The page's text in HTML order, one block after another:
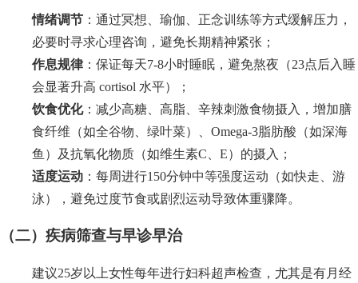
情绪调节 ：通过冥想、瑜伽、正念训练等方式缓解压力，
必要时寻求心理咨询，避免长期精神紧张；
作息规律：保证每天7-8小时睡眠，避免熬夜（23点后入睡
会显著升高 cortisol 水平）；
饮食优化：减少高糖、高脂、辛辣刺激食物摄入，增加膳
食纤维（如全谷物、绿叶菜）、Omega-3脂肪酸（如深海
鱼）及抗氧化物质（如维生素C、E）的摄入；
适度运动 ：每周进行150分钟中等强度运动（如快走、游
泳），避免过度节食或剧烈运动导致体重骤降。
（二）疾病筛查与早诊早治
建议25岁以上女性每年进行妇科超声检查，尤其是有月经